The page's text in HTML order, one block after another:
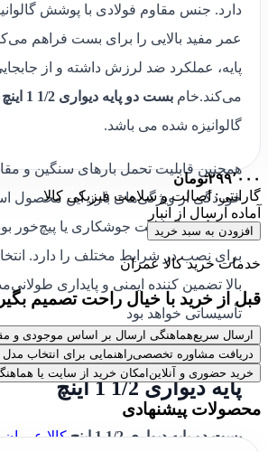
دارد. جنس مقاوم فولادی با پوشش
عمر مفید بالایی را برای بست فراهم
پایه، عملکرد ضد لرزش داشته و از
می‌کند.خام بست دو پایه دیواری 1/2 1 اینچ
گالوانیزه شده می باشد.
همچنین قابلیت تحمل بارهای سنگین و
خوردگی از ویژگی‌های بارز این محصول
1/2 1 اینچ
با قابلیت جوشکاری یا پیچ‌خور
برای نصب در شرایط مختلف را دارد.
بالا تضمین کننده ایمنی و پایداری
تأسیساتی خواهد بود
نتیجه گیری کالا عمران
پایه دیواری 1/2 1 اینچ
بست دو پایه دیواری 1/2 1 اینچ کالا عمران
۲۹۹٬۰۰۰تومان
گارانتی: اصالت و سلامت فیزیکی کالا
آماده ارسال از انبار
افزودن به سبد خرید
خدمات خرید کالا عمران
قبل از خرید با خیال راحت تصمیم
ارسال سریعهماهنگی ارسال بر اساس موجودی و
دریافت مشاوره تخصصیراهنمایی برای انتخاب
خرید حضوری و آنلاین امکان خرید از سایت یا
محصولات پیشنهادی